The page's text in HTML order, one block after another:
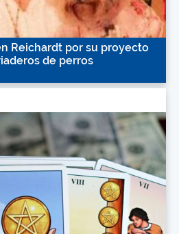
Reichardt por su proyecto
de perros